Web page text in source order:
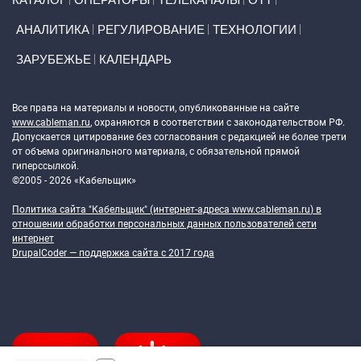
АНАЛИТИКА РЕГУЛИРОВАНИЕ ТЕХНОЛОГИИ
ЗАРУБЕЖЬЕ КАЛЕНДАРЬ
Все права на материалы и новости, опубликованные на сайте
www.cableman.ru, охраняются в соответствии с законодательством РФ.
Допускается цитирование без согласования с редакцией не более трети
от объема оригинального материала, с обязательной прямой
гиперссылкой.
©2005 - 2026 «Кабельщик»
Политика сайта "Кабельщик" (интернет-адреса www.cableman.ru) в
отношении обработки персональных данных пользователей сети
интернет
DrupalCoder — поддержка сайта c 2017 года